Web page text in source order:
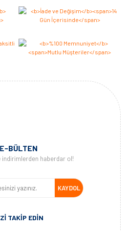
E-BÜLTEN
indirimlerden haberdar ol!
KAYDOL
TAKİP EDİN